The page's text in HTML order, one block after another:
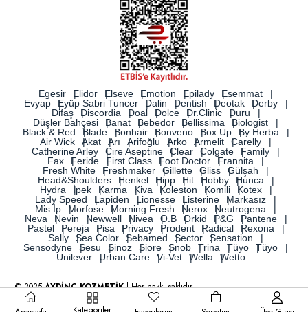
Egesir Elidor Elseve Emotion Epilady
Esemmat
Evyap
Eyüp Sabri Tuncer Dalin Dentish Deotak
Derby
Difaş
Discordia Doal Dolce Dr.Clinic
Duru
Düşler Bahçesi
Banat Bebedor Bellissima
Biologist
Black & Red
Blade Bonhair Bonveno Box Up
By Herba
Air Wick
Akat Arı Arifoğlu Arko Armelit
Carelly
Catherine Arley
Cire Aseptine Clear Colgate
Family
Fax
Feride First Class Foot Doctor
Frannita
Fresh White
Freshmaker Gillette Gliss
Gülşah
Head&Shoulders
Henkel Hipp Hit Hobby
Hunca
Hydra
İpek Karma Kiva Koleston Komili
Kotex
Lady Speed
Lapiden Lionesse Listerine
Markasız
Mis İp
Morfose Morning Fresh Nerox
Neutrogena
Neva
Nevin Newwell Nivea O.B Orkid P&G
Pantene
Pastel
Pereja Pisa Privacy Prodent Radical
Rexona
Sally
Sea Color Sebamed Sector
Sensation
Sensodyne
Sesu Sinoz Siore Snob Trina Tüyo
Tüyo
Unilever
Urban Care Vi-Vet Wella Wetto
© 2025AYDİNÇ KOZMETİK| Her hakkı saklıdır.